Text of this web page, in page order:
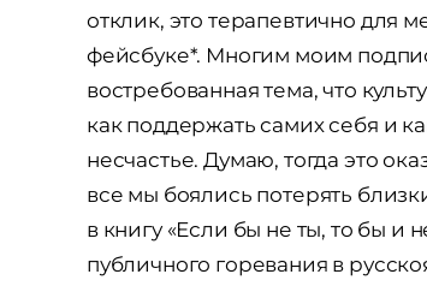
отклик, это терапевтично для
фейсбуке*. Многим моим
востребованная тема, что
как поддержать самих себя и
несчастье. Думаю, тогда это
все мы боялись потерять
в книгу «Если бы не ты, то бы и
публичного горевания в